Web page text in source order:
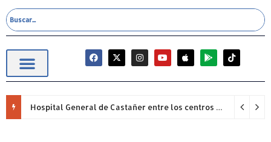
Hospital General de Castañer entre los centros de salud comunitarios con mejor desempeño clínico de Estados Unidos